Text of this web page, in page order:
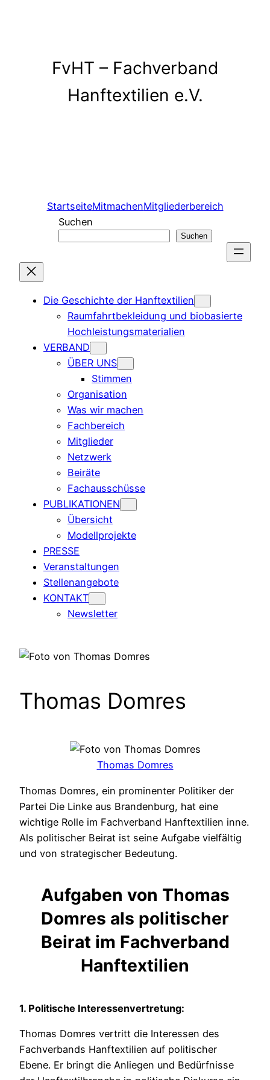
FvHT – Fachverband
Hanftextilien e.V.
StartseiteMitmachenMitgliederbereich
Suchen
Suchen
Die Geschichte der Hanftextilien
Raumfahrtbekleidung und biobasierte
Hochleistungsmaterialien
VERBAND
ÜBER UNS
Stimmen
Organisation
Was wir machen
Fachbereich
Mitglieder
Netzwerk
Beiräte
Fachausschüsse
PUBLIKATIONEN
Übersicht
Modellprojekte
PRESSE
Veranstaltungen
Stellenangebote
KONTAKT
Newsletter
Thomas Domres
Thomas Domres
Thomas Domres, ein prominenter Politiker der
Partei Die Linke aus Brandenburg, hat eine
wichtige Rolle im Fachverband Hanftextilien inne.
Als politischer Beirat ist seine Aufgabe vielfältig
und von strategischer Bedeutung.
Aufgaben von Thomas
Domres als politischer
Beirat im Fachverband
Hanftextilien
1. Politische Interessenvertretung:
Thomas Domres vertritt die Interessen des
Fachverbands Hanftextilien auf politischer
Ebene. Er bringt die Anliegen und Bedürfnisse